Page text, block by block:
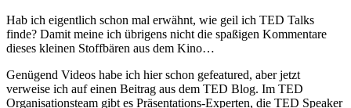
Hab ich eigentlich schon mal erwähnt, wie geil ich TED Talks
finde? Damit meine ich übrigens nicht die spaßigen Kommentare
dieses kleinen Stoffbären aus dem Kino…
Genügend Videos habe ich hier schon gefeatured, aber jetzt
verweise ich auf einen Beitrag aus dem TED Blog. Im TED
Organisationsteam gibt es Präsentations-Experten, die TED Speaker